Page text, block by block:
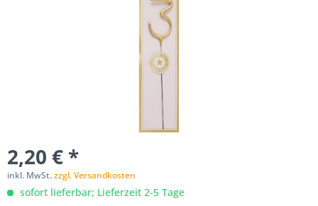
2,20 € *
inkl. MwSt.zzgl. Versandkosten
sofort lieferbar; Lieferzeit 2-5 Tage